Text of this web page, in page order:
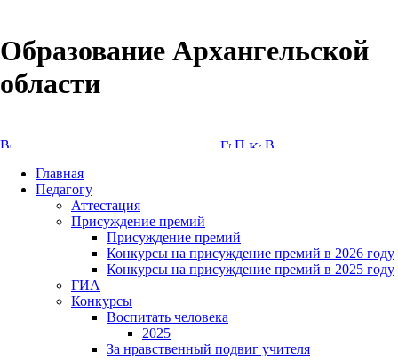
Образование Архангельской
области
Главная
Педагогу
Аттестация
Присуждение премий
Присуждение премий
Конкурсы на присуждение премий в 2026 году
Конкурсы на присуждение премий в 2025 году
ГИА
Конкурсы
Воспитать человека
2025
За нравственный подвиг учителя